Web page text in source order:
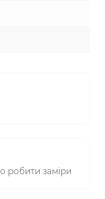
робити заміри